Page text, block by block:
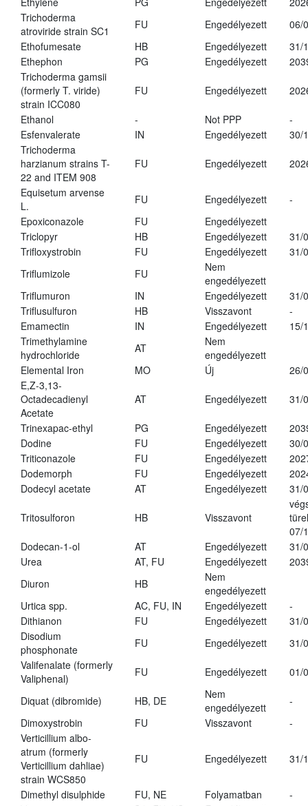
Trichoderma
atroviride strain SC1
FU Engedélyezett
06/
Ethofumesate
HB Engedélyezett
31/
Ethephon
PG Engedélyezett
Trichoderma gamsii
(formerly T. viride)
strain ICC080
FU Engedélyezett
Ethanol - Not PPP
-
Esfenvalerate
IN Engedélyezett
30/
Trichoderma
harzianum strains T-
22 and ITEM 908
FU Engedélyezett
Equisetum arvense
L.
FU Engedélyezett
-
Epoxiconazole
FU
Engedélyezett
Triclopyr
HB Engedélyezett
31/
Trifloxystrobin
FU Engedélyezett
31/
Triflumizole
FU
Nem
engedélyezett
Triflumuron
IN Engedélyezett
31/
Triflusulfuron
HB Visszavont
-
Emamectin
IN Engedélyezett
15/
Trimethylamine
hydrochloride
AT
Nem
engedélyezett
Elemental Iron
MO Új
26/
E,Z-3,13-
Octadecadienyl
Acetate
AT Engedélyezett 31/
Trinexapac-ethyl PG Engedélyezett
Dodine
FU Engedélyezett
30/
Triticonazole
FU Engedélyezett
Dodemorph
FU Engedélyezett
Dodecyl acetate
AT Engedélyezett 31/
Tritosulforon HB Visszavont
07/
Dodecan-1-ol
AT Engedélyezett
31/
Urea
AT, FU Engedélyezett
Diuron
HB
Nem
engedélyezett
Urtica spp.
AC, FU, IN Engedélyezett
-
Dithianon
FU Engedélyezett
31/
Disodium
phosphonate
FU Engedélyezett
31/
Valifenalate (formerly
Valiphenal)
FU Engedélyezett 01/
Diquat (dibromide) HB, DE
Nem
engedélyezett
-
Dimoxystrobin
FU Visszavont
-
Verticillium albo-
atrum (formerly
Verticillium dahliae)
strain WCS850
FU Engedélyezett 31/
Dimethyl disulphide FU, NE Folyamatban
-